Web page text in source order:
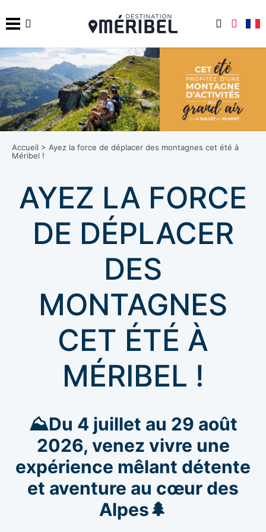
Accueil > Ayez la force de déplacer des montagnes cet été à
Méribel !️
AYEZ LA FORCE
DE DÉPLACER
DES
MONTAGNES
CET ÉTÉ À
MÉRIBEL !️
⛰️Du 4 juillet au 29 août
2026, venez vivre une
expérience mêlant détente
et aventure au cœur des
Alpes🌲